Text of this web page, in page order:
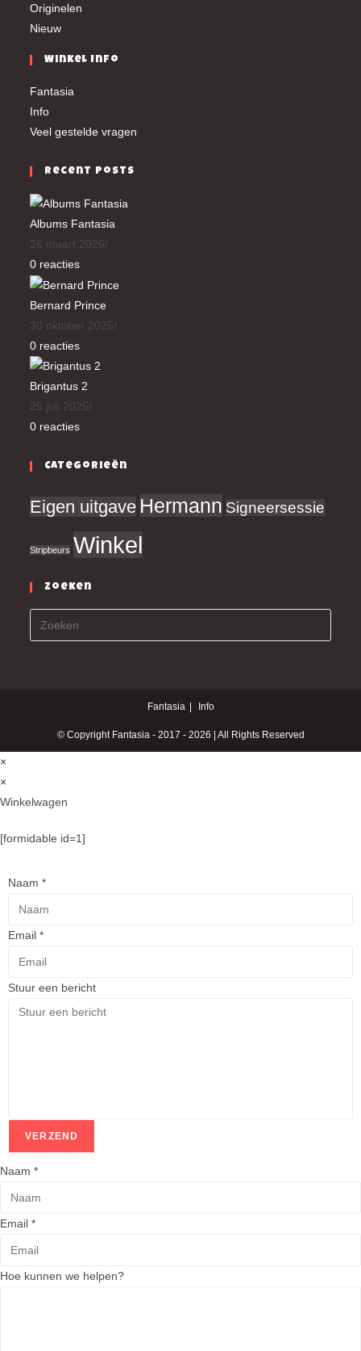
Originelen
Nieuw
Winkel Info
Fantasia
Info
Veel gestelde vragen
Recent Posts
Albums Fantasia
26 maart 2026/
0 reacties
Bernard Prince
30 oktober 2025/
0 reacties
Brigantus 2
25 juli 2025/
0 reacties
Categorieën
Eigen uitgave Hermann Signeersessie
Stripbeurs Winkel
Zoeken
Fantasia Info
© Copyright Fantasia - 2017 - 2026 | All Rights Reserved
×
×
Winkelwagen
[formidable id=1]
Naam *
Email *
Stuur een bericht
VERZEND
Naam *
Email *
E
Hoe kunnen we helpen?